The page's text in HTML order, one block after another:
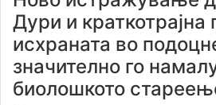
Дури и краткотрајна
исхраната во
значително го
биолошкото